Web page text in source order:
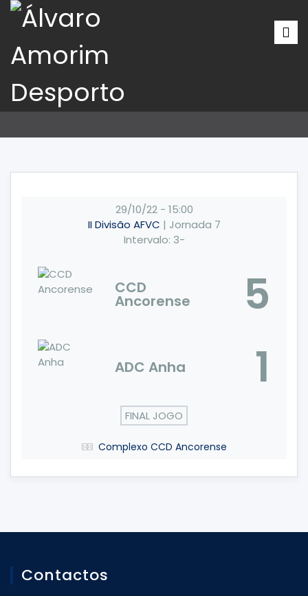
29/10/22 - 15:00
II Divisão AFVC | Jornada 7
Intervalo: 3-
CCD
Ancorense 5
ADC Anha 1
FINAL JOGO
Complexo CCD Ancorense
Contactos